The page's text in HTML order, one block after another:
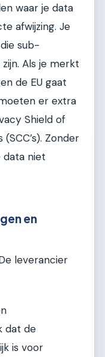
waar je data
afwijzing. Je
sub-
Als je merkt
de EU gaat
er extra
Shield of
Zonder
data niet
en
leverancier
dat de
is voor